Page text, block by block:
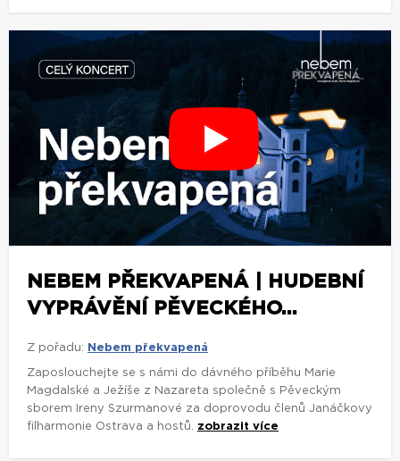
NEBEM PŘEKVAPENÁ | HUDEBNÍ
VYPRÁVĚNÍ PĚVECKÉHO...
Z pořadu: Nebem překvapená
Zaposlouchejte se s námi do dávného příběhu Marie
Magdalské a Ježíše z Nazareta společně s Pěveckým
sborem Ireny Szurmanové za doprovodu členů Janáčkovy
filharmonie Ostrava a hostů. zobrazit více